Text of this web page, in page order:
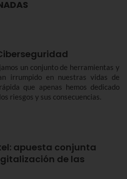
un conjunto de herramientas y
irrumpido en nuestras vidas de
que apenas hemos dedicado
riesgos y sus consecuencias.
apuesta conjunta
de las